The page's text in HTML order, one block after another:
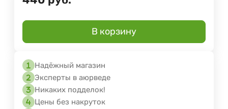
В корзину
Надёжный магазин
Эксперты в аюрведе
Никаких подделок!
Цены без накруток